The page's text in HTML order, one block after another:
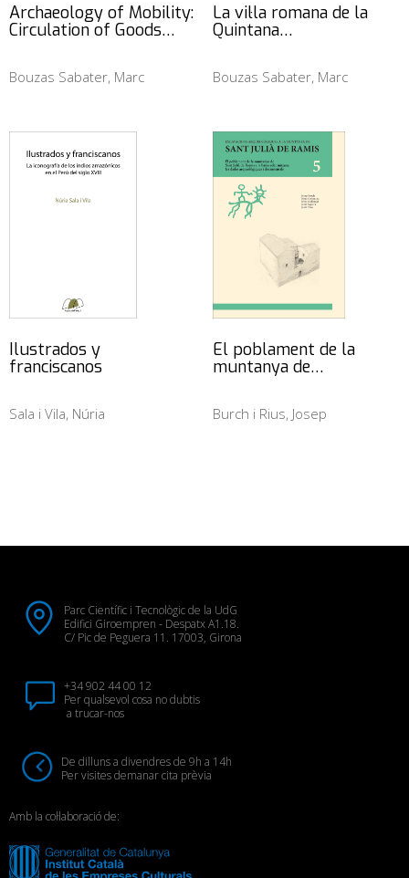
Archaeology of Mobility:
Circulation of Goods…
Bouzas Sabater, Marc
La vil·la romana de la
Quintana…
Bouzas Sabater, Marc
Ilustrados y
franciscanos
Sala i Vila, Núria
El poblament de la
muntanya de…
Burch i Rius, Josep
Parc Científic i Tecnològic de la UdG
Edifici Giroempren - Despatx A1.18.
C/ Pic de Peguera 11. 17003, Girona
+34 902 44 00 12
Per qualsevol cosa no dubtis
a trucar-nos
De dilluns a divendres de 9h a 14h
Per visites demanar cita prèvia
Amb la col·laboració de: